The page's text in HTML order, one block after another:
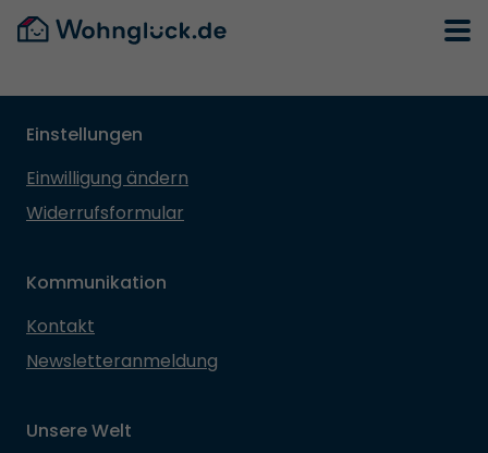
Einstellungen
Einwilligung ändern
Widerrufsformular
Kommunikation
Kontakt
Newsletteranmeldung
Unsere Welt